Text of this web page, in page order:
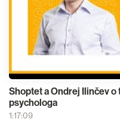
Shoptet a Ondrej Ilinčev
psychologa
1:17:09